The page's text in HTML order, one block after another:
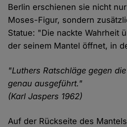
Berlin erschienen sie nicht
Moses-Figur, sondern
Statue: "Die nackte Wahrheit
der seinem Mantel öffnet, in
"Luthers Ratschläge gegen
genau ausgeführt."
(Karl Jaspers 1962)
Auf der Rückseite des